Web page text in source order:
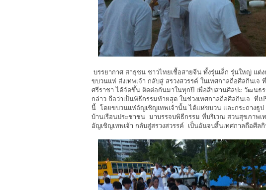
บรรยากาศ สาธุชน ชาวไทยเชื้อสายจีน ทั้งรุ่นเล็ก รุ่นใหญ่ แต่
ขบวนแห่ ส่งเทพเจ้า กลับสู่ สรวงสวรรค์ ในเทศกาลถือศีลกินเจ
ศรีราชา ได้จัดขึ้น ติดต่อกันมาในทุกปี เพื่อสืบสานศิลปะ วัฒนธ
กล่าว ถือว่าเป็นพิธีกรรมท้ายสุด ในช่วงเทศกาลถือศีลกินเจ ที่เ
นี้ โดยขบวนแห่อัญเชิญเทพเจ้านั้น ได้แห่ขบวน และกระถางธูป
บ้านเรือนประชาชน มาบรรจบพิธีกรรม ที่บริเวณ สวนสุขภาพ
อัญเชิญเทพเจ้า กลับสู่สรวงสวรรค์ เป็นอันจบสิ้นเทศกาลถือศีลกิ